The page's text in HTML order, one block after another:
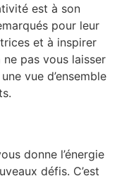
est à son
pour leur
et à inspirer
pas vous laisser
vue d’ensemble
donne l’énergie
défis. C’est